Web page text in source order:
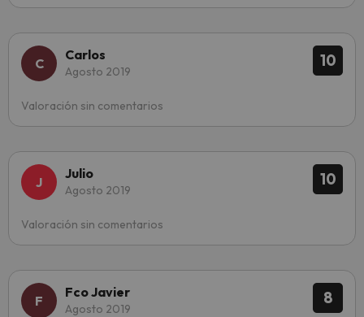
10
Carlos
Agosto 2019
Valoración sin comentarios
10
Julio
Agosto 2019
Valoración sin comentarios
8
Fco Javier
Agosto 2019